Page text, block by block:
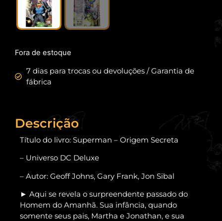
Fora de estoque
7 dias para trocas ou devoluções / Garantia de
fábrica
Descrição
Título do livro: Superman – Origem Secreta
– Universo DC Deluxe
– Autor: Geoff Johns, Gary Frank, Jon Sibal
► Aqui se revela o surpreendente passado do
Homem do Amanhã. Sua infância, quando
somente seus pais, Martha e Jonathan, e sua